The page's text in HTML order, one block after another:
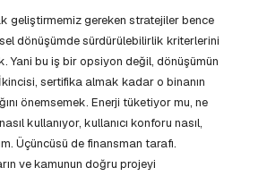
geliştirmemiz gereken stratejiler bence
dönüşümde sürdürülebilirlik kriterlerini
Yani bu iş bir opsiyon değil, dönüşümün
sertifika almak kadar o binanın
önemsemek. Enerji tüketiyor mu, ne
kullanıyor, kullanıcı konforu nasıl,
Üçüncüsü de finansman tarafı.
ve kamunun doğru projeyi